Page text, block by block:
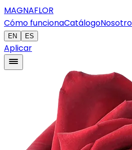
MAGNAFLOR
Cómo funcionaCatálogo
EN ES
Aplicar